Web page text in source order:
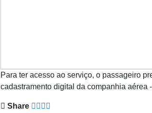
Para ter acesso ao serviço, o passageiro
cadastramento digital da companhia aérea
Share